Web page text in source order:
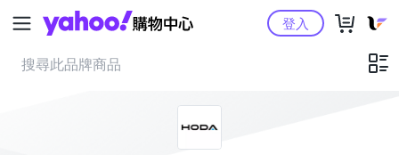
Yahoo購物中心登入